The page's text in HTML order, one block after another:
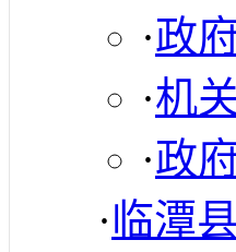
·政
·机
·政
·临潭